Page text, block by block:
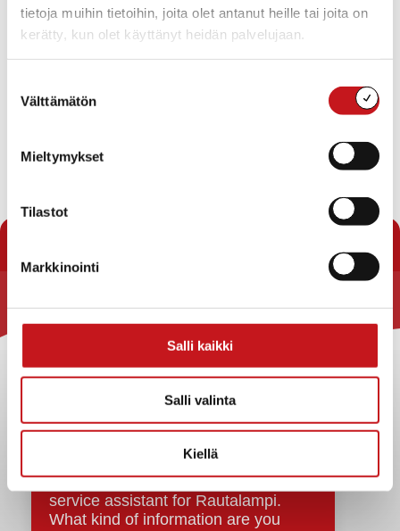
tietoja muihin tietoihin, joita olet antanut heille tai joita on
kerätty, kun olet käyttänyt heidän palvelujaan.
valinta
Välttämätön
Mieltymykset
Tilastot
Markkinointi
Salli kaikki
Salli valinta
Kiellä
Puhelinnumero
Sähköposti
Kuntainfo
Strategiat, ohjelmat, ohjeet, suunnitelmat, säännöt ja
sopimukset
Evästeet
Saavutettavuusseloste